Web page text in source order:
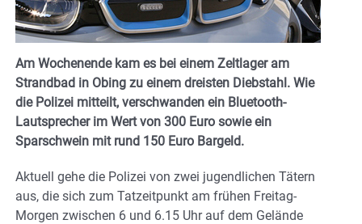
Am Wochenende kam es bei einem Zeltlager am
Strandbad in Obing zu einem dreisten Diebstahl. Wie
die Polizei mitteilt, verschwanden ein Bluetooth-
Lautsprecher im Wert von 300 Euro sowie ein
Sparschwein mit rund 150 Euro Bargeld.
Aktuell gehe die Polizei von zwei jugendlichen Tätern
aus, die sich zum Tatzeitpunkt am frühen Freitag-
Morgen zwischen 6 und 6.15 Uhr auf dem Gelände